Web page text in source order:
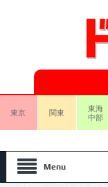
東京 関東
東海
中部
Menu